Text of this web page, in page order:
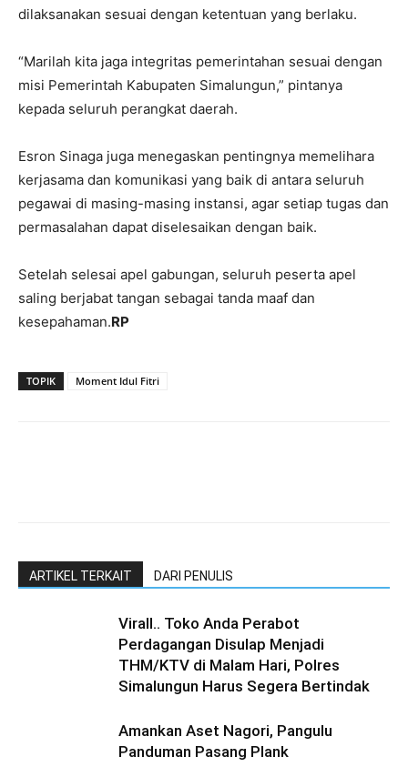
dilaksanakan sesuai dengan ketentuan yang berlaku.
“Marilah kita jaga integritas pemerintahan sesuai dengan
misi Pemerintah Kabupaten Simalungun,” pintanya
kepada seluruh perangkat daerah.
Esron Sinaga juga menegaskan pentingnya memelihara
kerjasama dan komunikasi yang baik di antara seluruh
pegawai di masing-masing instansi, agar setiap tugas dan
permasalahan dapat diselesaikan dengan baik.
Setelah selesai apel gabungan, seluruh peserta apel
saling berjabat tangan sebagai tanda maaf dan
kesepahaman.RP
TOPIK Moment Idul Fitri
ARTIKEL TERKAIT DARI PENULIS
Virall.. Toko Anda Perabot
Perdagangan Disulap Menjadi
THM/KTV di Malam Hari, Polres
Simalungun Harus Segera Bertindak
Amankan Aset Nagori, Pangulu
Panduman Pasang Plank